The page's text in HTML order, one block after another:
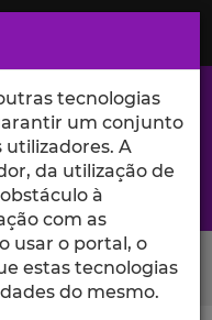
no Iscte
tecnologias
um conjunto
utilizadores. A
da utilização de
à
com as
usar o portal, o
estas tecnologias
do mesmo.